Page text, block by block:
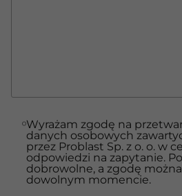
Wyrażam zgodę na
danych osobowych
przez Problast Sp. z o. o. w
odpowiedzi na zapytanie.
dobrowolne, a zgodę
dowolnym momencie.